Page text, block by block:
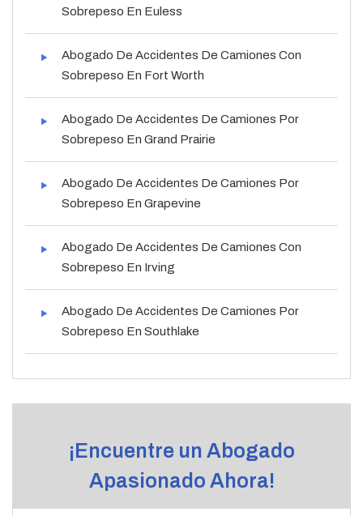
Sobrepeso En Euless
Abogado De Accidentes De Camiones Con
Sobrepeso En Fort Worth
Abogado De Accidentes De Camiones Por
Sobrepeso En Grand Prairie
Abogado De Accidentes De Camiones Por
Sobrepeso En Grapevine
Abogado De Accidentes De Camiones Con
Sobrepeso En Irving
Abogado De Accidentes De Camiones Por
Sobrepeso En Southlake
¡Encuentre un Abogado
Apasionado Ahora!